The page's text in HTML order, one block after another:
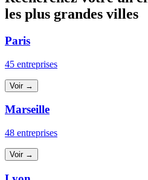
les plus grandes villes
Paris
45 entreprises
Voir →
Marseille
48 entreprises
Voir →